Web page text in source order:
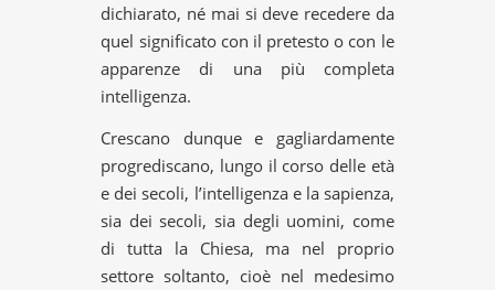
dichiarato, né mai si deve recedere da
quel significato con il pretesto o con le
apparenze di una più completa
intelligenza.
Crescano dunque e gagliardamente
progrediscano, lungo il corso delle età
e dei secoli, l’intelligenza e la sapienza,
sia dei secoli, sia degli uomini, come
di tutta la Chiesa, ma nel proprio
settore soltanto, cioè nel medesimo